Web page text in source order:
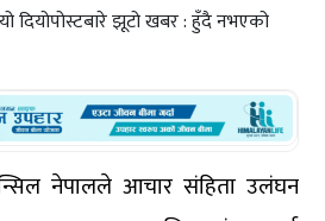
नेपालले आचार संहिता उलंघन